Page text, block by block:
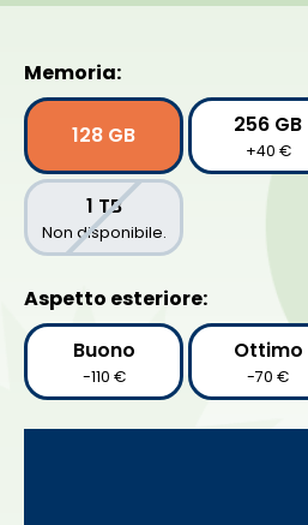
Memoria:
128 GB 256 GB
+40 €
1 TB
Non disponibile.
Aspetto esteriore:
Buono
-110 €
Ottimo
-70 €